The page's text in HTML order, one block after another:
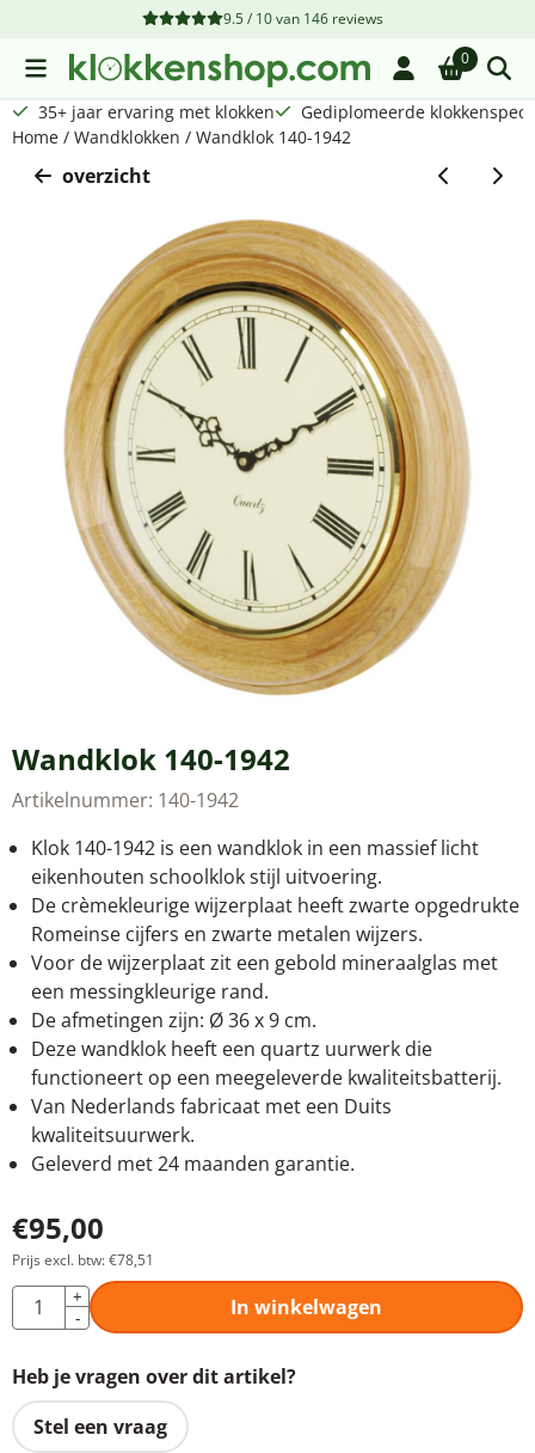
Cookievoorkeuren zijn beschikbaar. Kies instellingen of sta
9.5 / 10van 146reviews
0
35+ jaar ervaring met klokken
Gediplomeerde
Home / Wandklokken / Wandklok 140-1942
overzicht
Wandklok 140-1942
Artikelnummer: 140-1942
Klok 140-1942 is een wandklok in een massief licht
eikenhouten schoolklok stijl uitvoering.
De crèmekleurige wijzerplaat heeft zwarte opgedrukte
Romeinse cijfers en zwarte metalen wijzers.
Voor de wijzerplaat zit een gebold mineraalglas met
een messingkleurige rand.
De afmetingen zijn: Ø 36 x 9 cm.
Deze wandklok heeft een quartz uurwerk die
functioneert op een meegeleverde kwaliteitsbatterij.
Van Nederlands fabricaat met een Duits
kwaliteitsuurwerk.
Geleverd met 24 maanden garantie.
€95,00
Prijs excl. btw:€78,51
Aantal
+
-
In winkelwagen
Heb je vragen over dit artikel?
Stel een vraag